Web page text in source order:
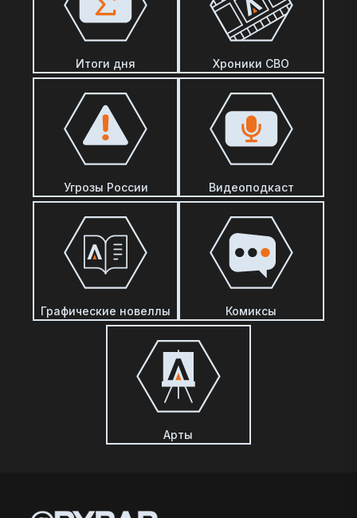
Итоги дня Хроники СВО
Угрозы России Видеоподкаст
Графические новеллы Комиксы
Арты